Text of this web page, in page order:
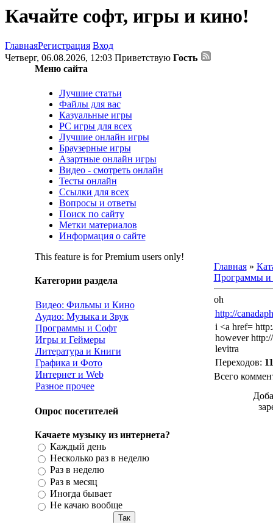
Качайте софт, игры и кино!
ГлавнаяРегистрация Вход
Четверг, 06.08.2026, 12:03 Приветствую Гость
Меню сайта
Лучшие статьи
Файлы для вас
Казуальные игры
PC игры для всех
Лучшие онлайн игры
Браузерные игры
Азартные онлайн игры
Видео - смотреть онлайн
Тесты онлайн
Ссылки для всех
Вопросы и ответы
Поиск по сайту
Метки материалов
Информация о сайте
This feature is for Premium users only!
Категории раздела
Видео: Фильмы и Кино
Аудио: Музыка и Звук
Программы и Софт
Игры и Геймеры
Литература и Книги
Графика и Фото
Интернет и Web
Разное прочее
Опрос посетителей
Качаете музыку из интернета?
Каждый день
Несколько раз в неделю
Раз в неделю
Раз в месяц
Иногда бывает
Не качаю вообще
Главная»
Программы и
oh
http://
i <a href=
however
levitra
Переходов:
Всего